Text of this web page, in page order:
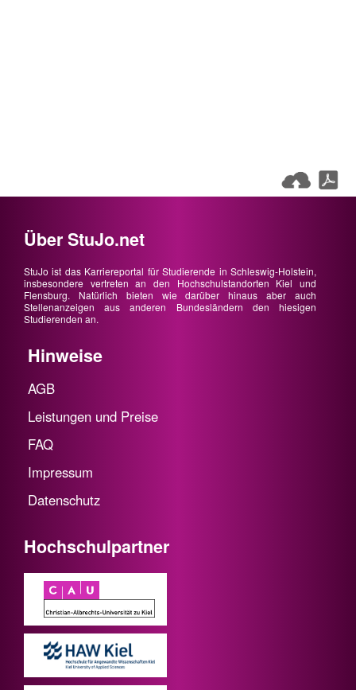
Über StuJo.net
StuJo ist das Karriereportal für Studierende in Schleswig-Holstein,
insbesondere vertreten an den Hochschulstandorten Kiel und
Flensburg. Natürlich bieten wie darüber hinaus aber auch
Stellenanzeigen aus anderen Bundesländern den hiesigen
Studierenden an.
Hinweise
AGB
Leistungen und Preise
FAQ
Impressum
Datenschutz
Hochschulpartner